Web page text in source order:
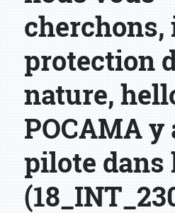
cherchons,
protection
nature,
POCAMA
pilote dans